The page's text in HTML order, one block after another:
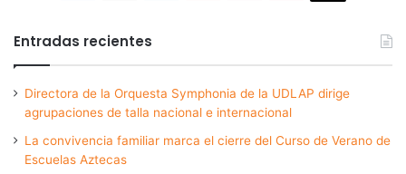
Entradas recientes
Directora de la Orquesta Symphonia de la UDLAP dirige
agrupaciones de talla nacional e internacional
La convivencia familiar marca el cierre del Curso de Verano de
Escuelas Aztecas